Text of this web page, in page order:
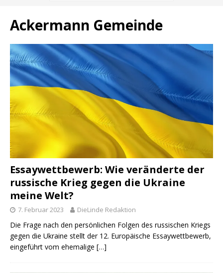
Ackermann Gemeinde
Essaywettbewerb: Wie veränderte der
russische Krieg gegen die Ukraine
meine Welt?
7. Februar 2023 DieLinde Redaktion
Die Frage nach den persönlichen Folgen des russischen Kriegs
gegen die Ukraine stellt der 12. Europäische Essaywettbewerb,
eingeführt vom ehemalige […]